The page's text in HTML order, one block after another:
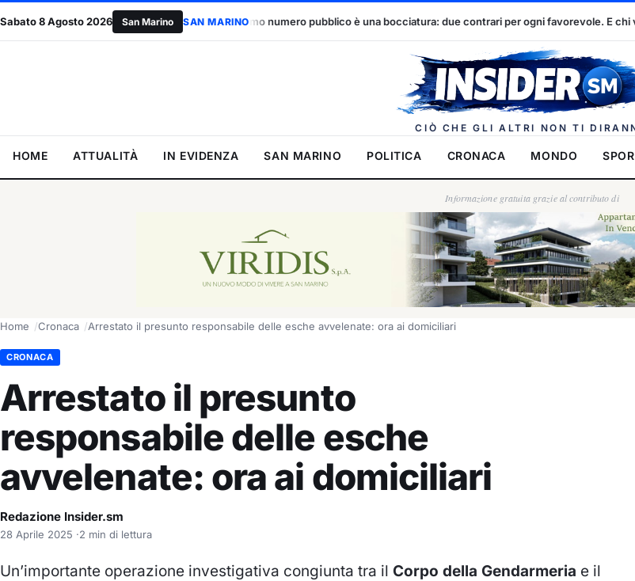
Sabato 8 Agosto 2026 San Marino SAN MARINO
Accordo UE, il primo numero pubblico è una bocciatura: due contrari per ogni favorevole. E chi vota ci mette la faccia
CIÒ CHE GLI ALTRI NON TI
HOME ATTUALITÀ IN EVIDENZA SAN MARINO POLITICA CRONACA MONDO
Informazione gratuita grazie al contributo di
Home Cronaca Arrestato il presunto responsabile delle esche avvelenate: ora ai domiciliari
CRONACA
Arrestato il presunto
responsabile delle esche
avvelenate: ora ai domiciliari
Redazione Insider.sm
28 Aprile 2025 ·2 min di lettura
Un’importante operazione investigativa congiunta tra il Corpo della Gendarmeria e il